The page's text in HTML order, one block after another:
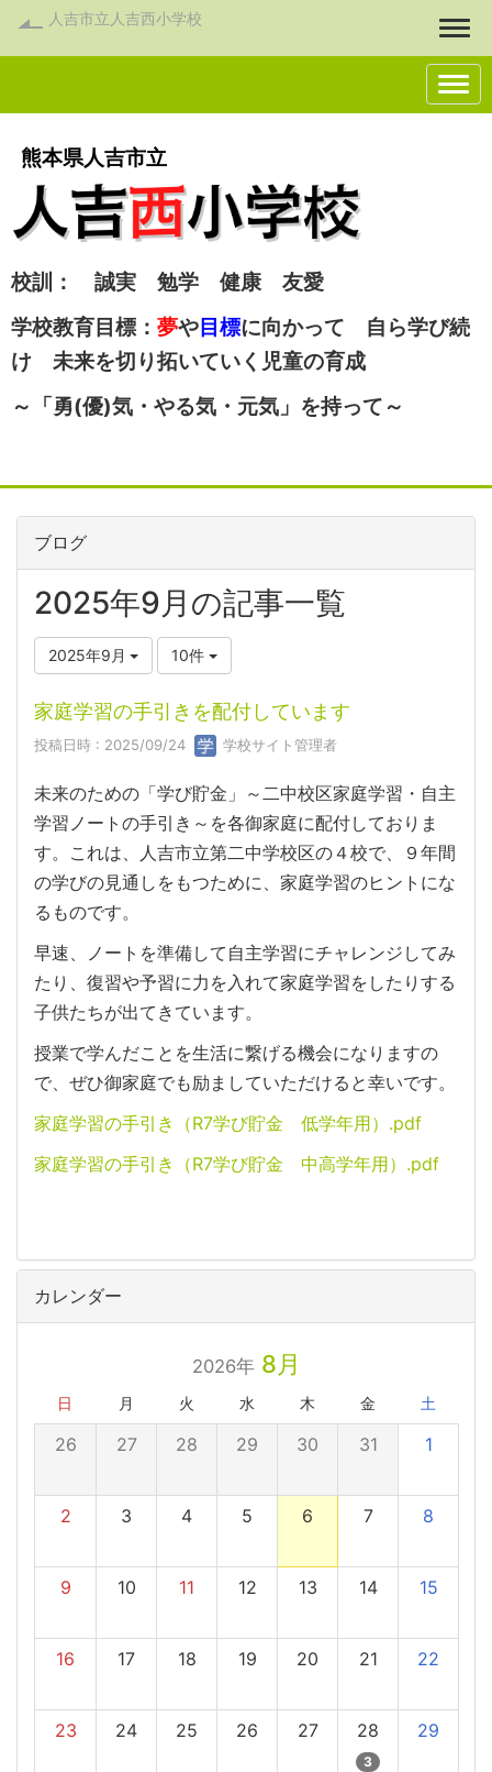
人吉市立人吉西小学校
熊本県人吉市立
校訓： 誠実 勉学 健康 友愛
学校教育目標： 夢や目標に向かって 自ら学び続
け 未来を切り拓いていく児童の育成
～「勇(優)気・やる気・元気」を持って～
ブログ
2025年9月の記事一覧
2025年9月 10件
家庭学習の手引きを配付しています
投稿日時 : 2025/09/24 学校サイト管理者
未来のための「学び貯金」～二中校区家庭学習・自主
学習ノートの手引き～を各御家庭に配付しておりま
す。これは、人吉市立第二中学校区の４校で、９年間
の学びの見通しをもつために、家庭学習のヒントにな
るものです。
早速、ノートを準備して自主学習にチャレンジしてみ
たり、復習や予習に力を入れて家庭学習をしたりする
子供たちが出てきています。
授業で学んだことを生活に繋げる機会になりますの
で、ぜひ御家庭でも励ましていただけると幸いです。
家庭学習の手引き（R7学び貯金 低学年用）.pdf
家庭学習の手引き（R7学び貯金 中高学年用）.pdf
カレンダー
2026年8月
日 月 火 水 木 金 土
26 27 28 29 30 31 1
2 3 4 5 6 7 8
9 10 11 12 13 14 15
16 17 18 19 20 21 22
23 24 25 26 27 28
3
29